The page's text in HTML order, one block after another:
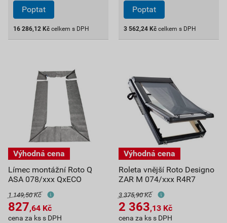
Poptat
16 286,12 Kč celkem s DPH
Poptat
3 562,24 Kč celkem s DPH
Límec montážní Roto Q
ASA 078/xxx QxECO
1 149,50 Kč
827,64 Kč
cena za ks s DPH
Roleta vnější Roto Designo
ZAR M 074/xxx R4R7
3 375,90 Kč
2 363,13 Kč
cena za ks s DPH